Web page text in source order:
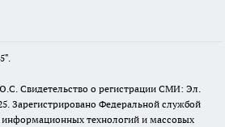
Свидетельство о регистрации СМИ: Эл.
Зарегистрировано Федеральной службой
информационных технологий и массовых